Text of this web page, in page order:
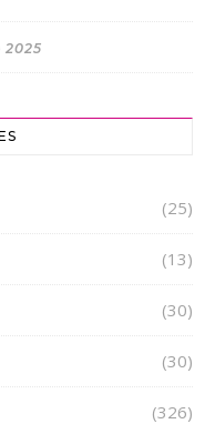
2025
(25)
(13)
(30)
(30)
(326)